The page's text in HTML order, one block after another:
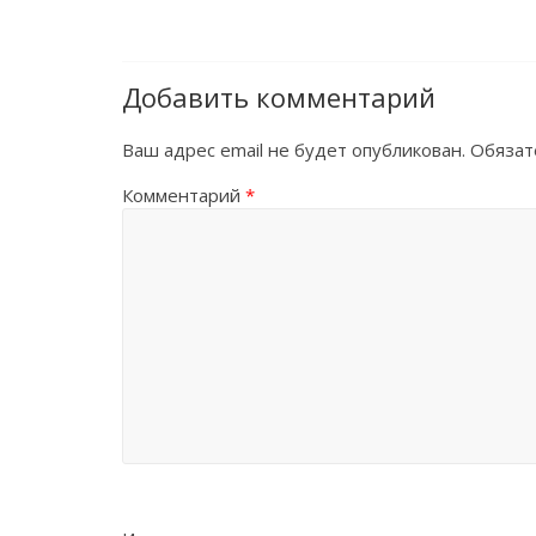
Добавить комментарий
Ваш адрес email не будет опубликован.
Комментарий *